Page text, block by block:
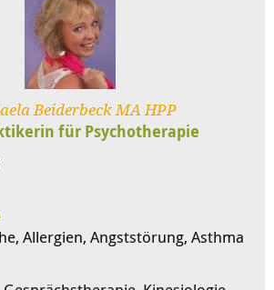
Beiderbeck MA HPP
für Psychotherapie
Allergien, Angststörung, Asthma